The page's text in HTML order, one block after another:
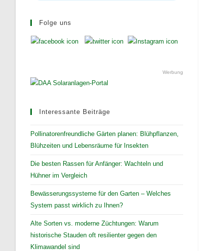
Folge uns
Werbung
Interessante Beiträge
Pollinatorenfreundliche Gärten planen: Blühpflanzen,
Blühzeiten und Lebensräume für Insekten
Die besten Rassen für Anfänger: Wachteln und
Hühner im Vergleich
Bewässerungssysteme für den Garten – Welches
System passt wirklich zu Ihnen?
Alte Sorten vs. moderne Züchtungen: Warum
historische Stauden oft resilienter gegen den
Klimawandel sind